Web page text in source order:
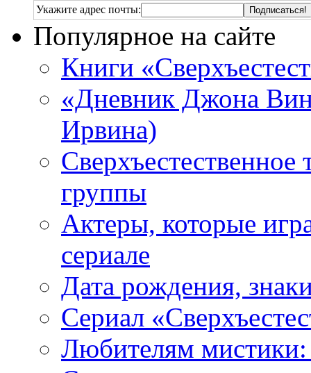
Укажите адрес почты:
Популярное на сайте
Книги
«Дневник Джона
Ирвина)
Сверхъестественное
группы
Актеры, которые
сериале
Дата рождения,
Сериал
Любителям